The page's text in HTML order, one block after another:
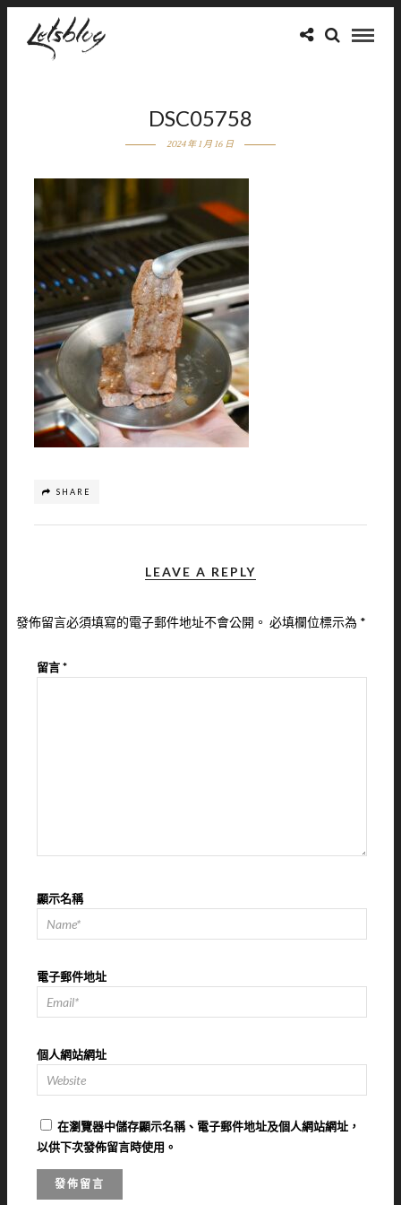
DSC05758
2024 年 1 月 16 日
SHARE
LEAVE A REPLY
發佈留言必須填寫的電子郵件地址不會公開。 必填欄位標示為 *
留言*
顯示名稱
電子郵件地址
個人網站網址
在瀏覽器中儲存顯示名稱、電子郵件地址及個人網站網址，
以供下次發佈留言時使用。